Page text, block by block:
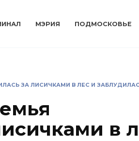
МЭРИЯ ПОДМОСКОВЬЕ
ЗА ЛИСИЧКАМИ В ЛЕС И
в